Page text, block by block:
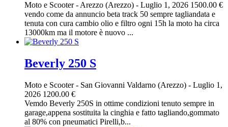
Moto e Scooter-Arezzo (Arezzo) - Luglio 1, 2026 1500.00 €
vendo come da annuncio beta track 50 sempre tagliandata e
tenuta con cura cambio olio e filtro ogni 15h la moto ha circa
13000km ma il motore è nuovo ...
Beverly 250 S
Moto e Scooter- San Giovanni Valdarno (Arezzo) - Luglio 1,
2026 1200.00 €
Vemdo Beverly 250S in ottime condizioni tenuto sempre in
garage,appena sostituita la cinghia e fatto tagliando,gommato
al 80% con pneumatici Pirelli,b...